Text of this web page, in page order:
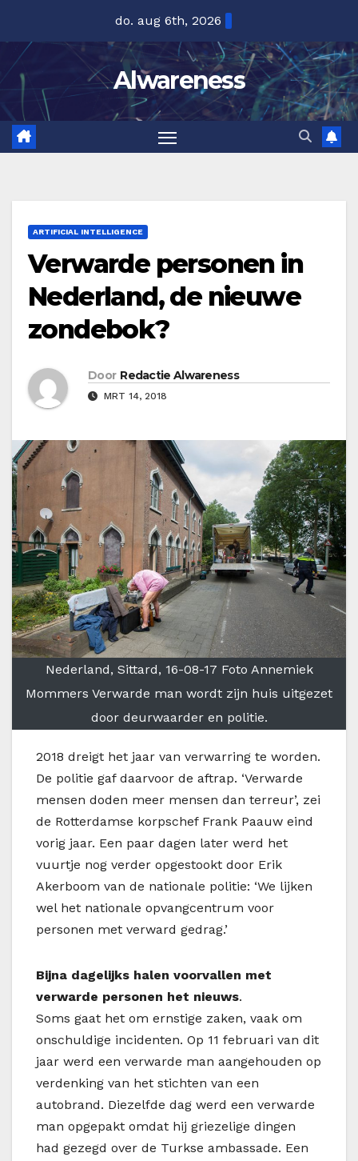
inhoud
do. aug 6th, 2026
Alwareness
ARTIFICIAL INTELLIGENCE
Verwarde personen in
Nederland, de nieuwe
zondebok?
Door Redactie Alwareness
MRT 14, 2018
Nederland, Sittard, 16-08-17 Foto Annemiek
Mommers Verwarde man wordt zijn huis uitgezet
door deurwaarder en politie.
2018 dreigt het jaar van verwarring te worden.
De politie gaf daarvoor de aftrap. ‘Verwarde
mensen doden meer mensen dan terreur’, zei
de Rotterdamse korpschef Frank Paauw eind
vorig jaar. Een paar dagen later werd het
vuurtje nog verder opgestookt door Erik
Akerboom van de nationale politie: ‘We lijken
wel het nationale opvangcentrum voor
personen met verward gedrag.’
Bijna dagelijks halen voorvallen met
verwarde personen het nieuws.
Soms gaat het om ernstige zaken, vaak om
onschuldige incidenten. Op 11 februari van dit
jaar werd een verwarde man aangehouden op
verdenking van het stichten van een
autobrand. Diezelfde dag werd een verwarde
man opgepakt omdat hij griezelige dingen
had gezegd over de Turkse ambassade. Een